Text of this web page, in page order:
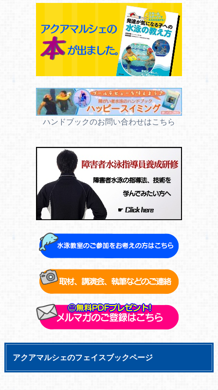
ハンドブックのお問い合わせはこちら
アクアマルシェのフェイスブックページ